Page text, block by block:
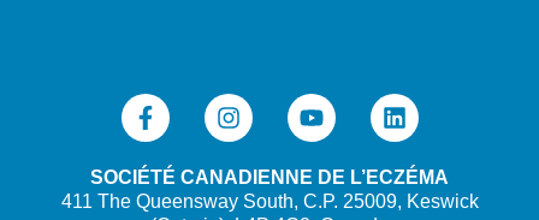
SOCIÉTÉ CANADIENNE DE L’ECZÉMA
411 The Queensway South, C.P. 25009, Keswick